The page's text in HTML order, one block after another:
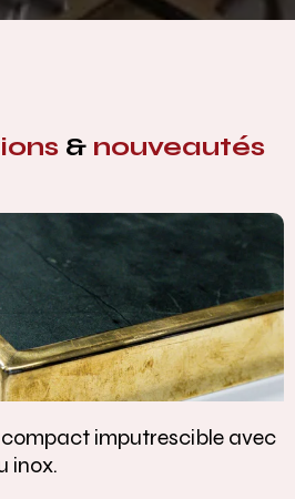
& nouveautés
imputrescible avec
inox.